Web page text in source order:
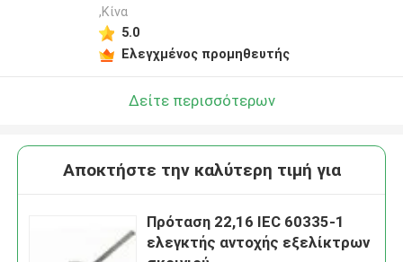
,Κίνα
5.0
Ελεγχμένος προμηθευτής
Δείτε περισσότερων
Αποκτήστε την καλύτερη τιμή για
Πρόταση 22,16 IEC 60335-1
ελεγκτής αντοχής εξελίκτρων